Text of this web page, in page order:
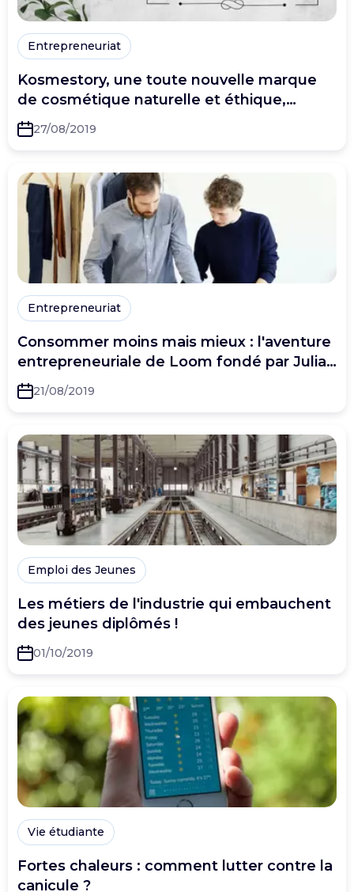
Entrepreneuriat
Kosmestory, une toute nouvelle marque
de cosmétique naturelle et éthique,
inspirée des voyages
27/08/2019
Entrepreneuriat
Consommer moins mais mieux : l'aventure
entrepreneuriale de Loom fondé par Julia
Faure et Guillaume Declair
21/08/2019
Emploi des Jeunes
Les métiers de l'industrie qui embauchent
des jeunes diplômés !
01/10/2019
Vie étudiante
Fortes chaleurs : comment lutter contre la
canicule ?